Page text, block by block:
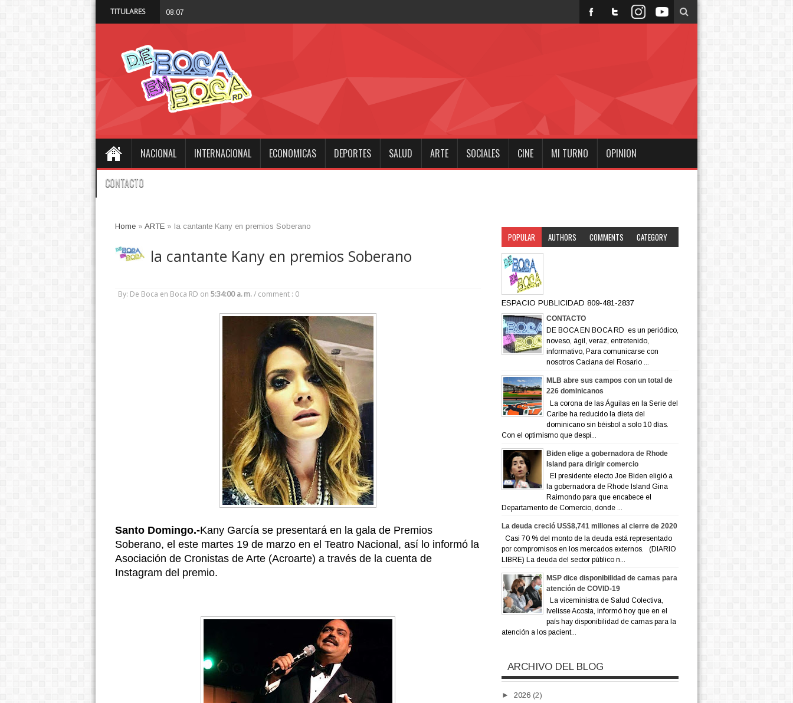
TITULARES 08:07 AM
NACIONAL INTERNACIONAL ECONOMICAS DEPORTES SALUD ARTE SOCIALES CINE MI TURNO OPINION
CONTACTO
Home» ARTE» la cantante Kany en premios Soberano
la cantante Kany en premios Soberano
By: De Boca en Boca RD on 5:34:00 a. m. / comment : 0
Santo Domingo.-Kany García se presentará en la gala de Premios
Soberano, el este martes 19 de marzo en el Teatro Nacional, así lo informó la
Asociación de Cronistas de Arte (Acroarte) a través de la cuenta de
Instagram del premio.
POPULAR AUTHORS COMMENTS CATEGORY
ESPACIO PUBLICIDAD 809-481-2837
CONTACTO
DE BOCA EN BOCA RD es un periódico,
noveso, ágil, veraz, entretenido,
informativo, Para comunicarse con
nosotros Caciana del Rosario ...
MLB abre sus campos con un total de
226 dominicanos
La corona de las Águilas en la Serie del
Caribe ha reducido la dieta del
dominicano sin béisbol a solo 10 días.
Con el optimismo que despi...
Biden elige a gobernadora de Rhode
Island para dirigir comercio
El presidente electo Joe Biden eligió a
la gobernadora de Rhode Island Gina
Raimondo para que encabece el
Departamento de Comercio, donde ...
La deuda creció US$8,741 millones al cierre de 2020
Casi 70 % del monto de la deuda está representado
por compromisos en los mercados externos. (DIARIO
LIBRE) La deuda del sector público n...
MSP dice disponibilidad de camas para
atención de COVID-19
La viceministra de Salud Colectiva,
Ivelisse Acosta, informó hoy que en el
país hay disponibilidad de camas para la
atención a los pacient...
ARCHIVO DEL BLOG
► 2026 (2)